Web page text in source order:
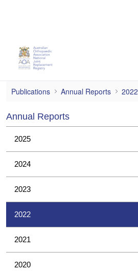
Prostheses Investigations
Publications Annual Reports 2022
Annual Reports
2025
2024
2023
2022
2021
2020